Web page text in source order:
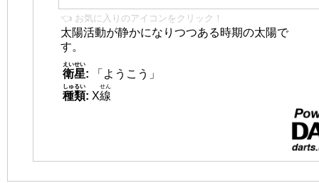
👈 お気に入りのアイコンをクリック！
太陽活動が静かになりつつある時期の太陽で
す。
衛星
えいせい
:
「ようこう」
種類
しゅるい
: X線
せん